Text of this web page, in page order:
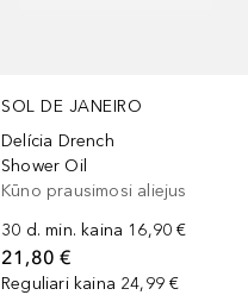
SOL DE JANEIRO
Delícia Drench
Shower Oil
Kūno prausimosi aliejus
30 d. min. kaina 16,90 €
21,80 €
Reguliari kaina 24,99 €